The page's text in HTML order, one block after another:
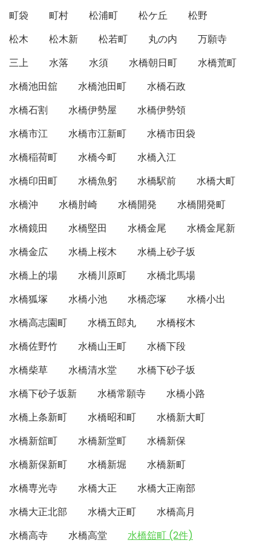
町袋
町村 松浦町 松ケ丘
松野
松木
松木新 松若町 丸の内
万願寺
三上
水落 水須 水橋朝日町
水橋荒町
水橋池田舘
水橋池田町
水橋石政
水橋石割
水橋伊勢屋
水橋伊勢領
水橋市江
水橋市江新町
水橋市田袋
水橋稲荷町
水橋今町
水橋入江
水橋印田町
水橋魚躬 水橋駅前
水橋大町
水橋沖
水橋肘崎 水橋開発
水橋開発町
水橋鏡田
水橋堅田 水橋金尾
水橋金尾新
水橋金広
水橋上桜木
水橋上砂子坂
水橋上的場
水橋川原町
水橋北馬場
水橋狐塚
水橋小池 水橋恋塚
水橋小出
水橋高志園町
水橋五郎丸
水橋桜木
水橋佐野竹
水橋山王町
水橋下段
水橋柴草
水橋清水堂
水橋下砂子坂
水橋下砂子坂新
水橋常願寺
水橋小路
水橋上条新町
水橋昭和町
水橋新大町
水橋新舘町
水橋新堂町
水橋新保
水橋新保新町
水橋新堀
水橋新町
水橋専光寺
水橋大正
水橋大正南部
水橋大正北部
水橋大正町
水橋高月
水橋高寺
水橋高堂
水橋舘町 (2件)